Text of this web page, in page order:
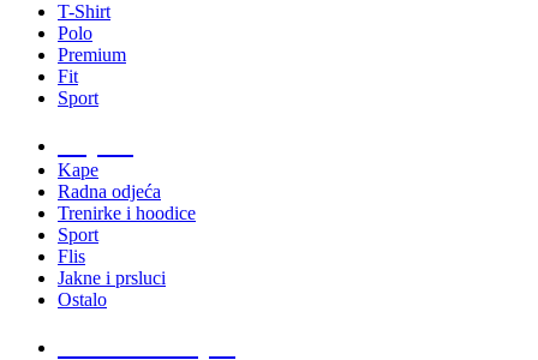
T-Shirt
Polo
Premium
Fit
Sport
Kape
Radna odjeća
Trenirke i hoodice
Sport
Flis
Jakne i prsluci
Ostalo